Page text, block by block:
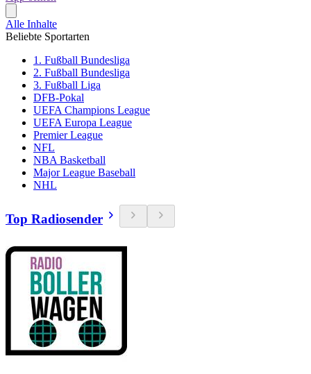
Alle Inhalte
Beliebte Sportarten
1. Fußball Bundesliga
2. Fußball Bundesliga
3. Fußball Liga
DFB-Pokal
UEFA Champions League
UEFA Europa League
Premier League
NFL
NBA Basketball
Major League Baseball
NHL
Top Radiosender